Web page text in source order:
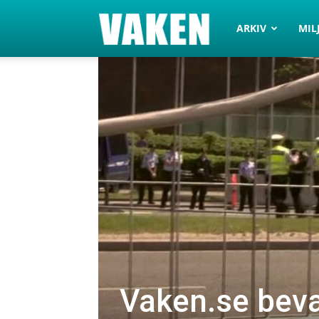
VAKEN.se
ARKIV
Vaken.se